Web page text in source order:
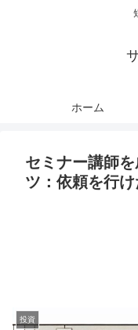
ホーム
セミナー講師
ツ：依頼を行
投資